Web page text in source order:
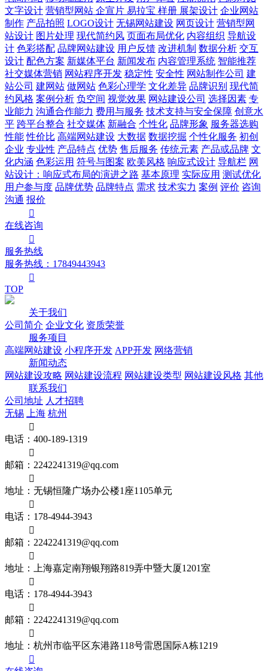
文字设计 营销型网站 企宣片 易拉宝 样册 展架设计 企业网站
制作 产品拍照 LOGO设计 无锡网站建设 网页设计 营销型网
站设计 图片处理 现代简约风 页面布局优化 内容组织 导航设
计 色彩搭配 品牌网站建设 用户反馈 改进机制 数据分析 交互
设计 配色方案 新媒体平台 新闻发布 内容管理系统 智能推荐
社交媒体营销 网站程序开发 稳定性 安全性 网站制作公司 建
站公司 建网站 做网站 色彩心理学 文化差异 品牌识别 现代简
约风格 案例分析 负空间 视觉效果 网站建设公司 选择因素 专
业能力 沟通合作能力 费用与服务 技术支持与安全保障 创意水
平 跨平台整合 社交媒体 新融合 个性化 品牌形象 服务器选购
性能 性价比 高端网站建设 大数据 数据挖掘 个性化服务 初创
企业 专业性 产品特点 优势 售后服务 传统元素 产品或品牌 文
化内涵 色彩运用 符号与图案 欧美风格 响应式设计 导航栏 网
站设计：响应式布局的演进之路 基本原理 实际应用 测试优化
用户参与度 品牌优势 品牌特点 需求 技术实力 案例 评价 咨询
沟通 报价

在线咨询

服务热线
服务热线：17849443943

TOP
关于我们
公司简介 企业文化 资质荣誉
服务项目
高端网站建设 小程序开发 APP开发 网络营销
新闻动态
网站建设攻略 网站建设流程 网站建设类型 网站建设风格 其他
联系我们
公司地址 人才招聘
无锡
上海 杭州

电话：400-189-1319

邮箱：2242241319@qq.com

地址：无锡恒隆广场办公楼1座1105单元

电话：178-4944-3943

邮箱：2242241319@qq.com

地址：上海嘉定南翔银翔路819弄中暨大厦1201室

电话：178-4944-3943

邮箱：2242241319@qq.com

地址：杭州市临平区东港路118号雷恩国际A栋1219
